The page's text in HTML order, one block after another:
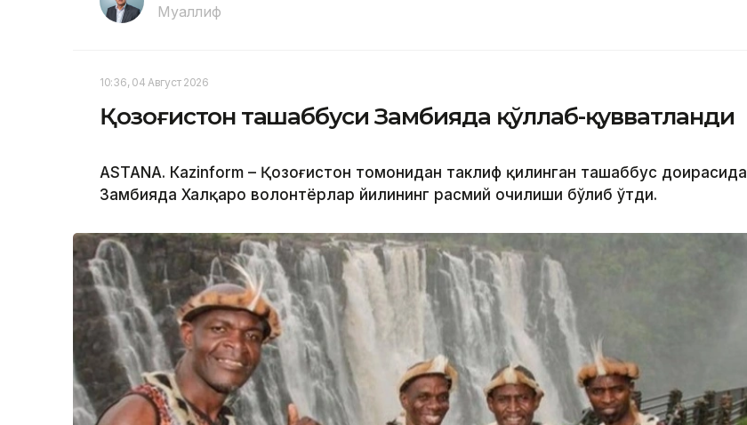
Муаллиф
10:36, 04 Август 2026
Қозоғистон ташаббуси Замбияда қўллаб-қувватланди
ASTANA. Кazinform – Қозоғистон томонидан таклиф қилинган ташаббус доирасида
Замбияда Халқаро волонтёрлар йилининг расмий очилиши бўлиб ўтди.